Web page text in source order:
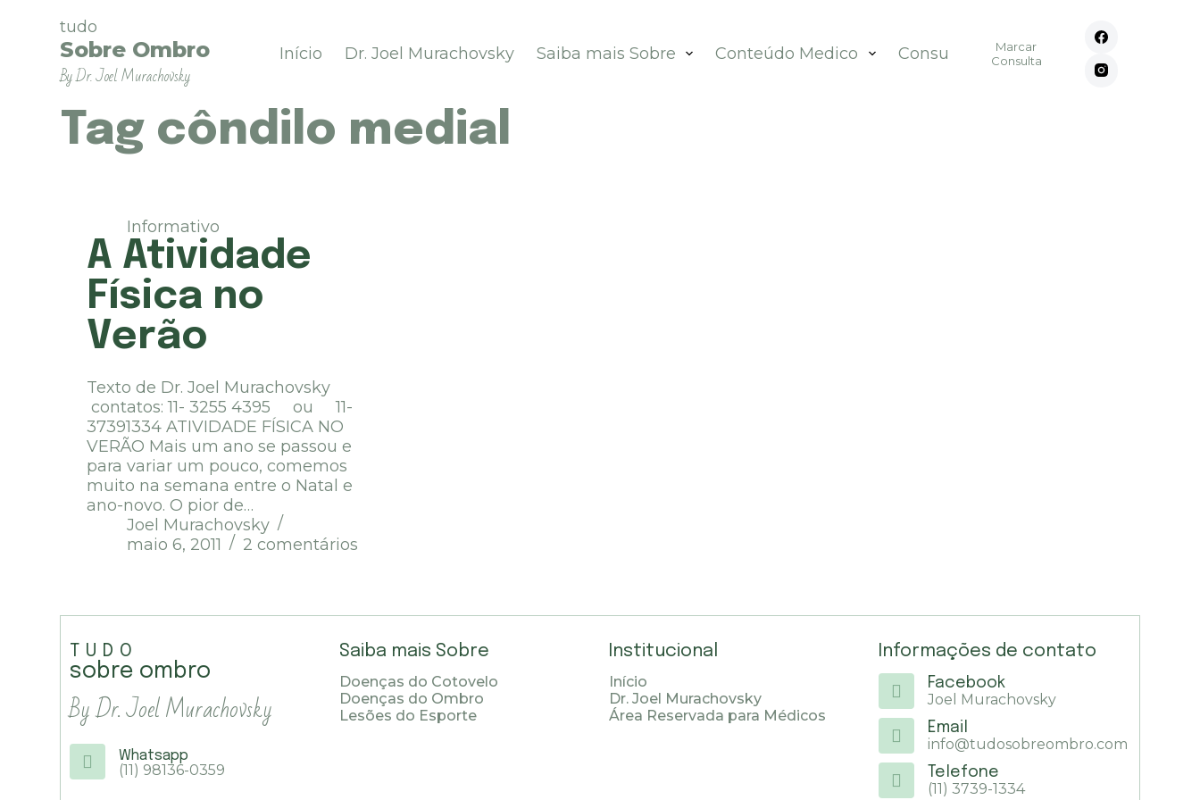
tudo
Sobre Ombro
By Dr. Joel Murachovsky
Início Dr. Joel Murachovsky Saiba mais Sobre Conteúdo Medico Consultórios Contato
Marcar
Consulta
Tag côndilo medial
Informativo
A Atividade
Física no
Verão
Texto de Dr. Joel Murachovsky
contatos: 11- 3255 4395 ou 11-
37391334 ATIVIDADE FÍSICA NO
VERÃO Mais um ano se passou e
para variar um pouco, comemos
muito na semana entre o Natal e
ano-novo. O pior de…
Joel Murachovsky
maio 6, 2011
2 comentários
TUDO
sobre ombro
By Dr. Joel Murachovsky
Whatsapp
(11) 98136-0359
Saiba mais Sobre
Doenças do Cotovelo
Doenças do Ombro
Lesões do Esporte
Institucional
Início
Dr. Joel Murachovsky
Área Reservada para Médicos
Informações de contato
Facebook
Joel Murachovsky
Email
info@tudosobreombro.com
Telefone
(11) 3739-1334